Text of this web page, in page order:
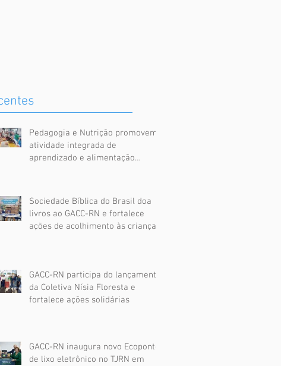
Pedagogia e Nutrição promovem
atividade integrada de
aprendizado e alimentação
Sociedade Bíblica do Brasil doa
livros ao GACC-RN e fortalece
ações de acolhimento às crianças
GACC-RN participa do lançamento
da Coletiva Nísia Floresta e
fortalece ações solidárias
GACC-RN inaugura novo Ecoponto
de lixo eletrônico no TJRN em